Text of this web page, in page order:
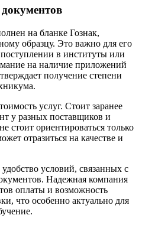
на бланке Гознак,
образцу. Это важно для его
в институты или
на наличие приложений
получение степени
услуг. Стоит заранее
у разных поставщиков и
стоит ориентироваться только
отразиться на качестве и
условий, связанных с
Надежная компания
оплаты и возможность
что особенно актуально для